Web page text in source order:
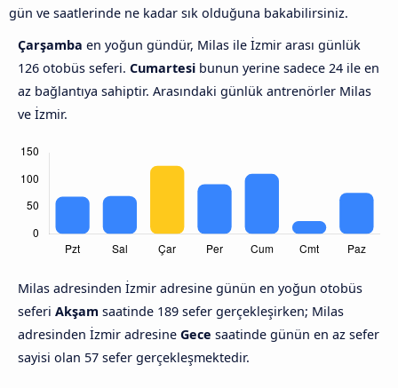
gün ve saatlerinde ne kadar sık olduğuna bakabilirsiniz.
Çarşamba en yoğun gündür, Milas ile İzmir arası günlük
126 otobüs seferi. Cumartesi bunun yerine sadece 24 ile en
az bağlantıya sahiptir. Arasındaki günlük antrenörler Milas
ve İzmir.
Milas adresinden İzmir adresine günün en yoğun otobüs
seferi Akşam saatinde 189 sefer gerçekleşirken; Milas
adresinden İzmir adresine Gece saatinde günün en az sefer
sayisi olan 57 sefer gerçekleşmektedir.